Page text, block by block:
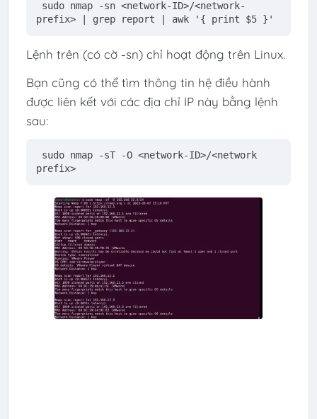
sudo nmap -sn <network-ID>/<network-
prefix> | grep report | awk '{ print $5 }'
Lệnh trên (có cờ -sn) chỉ hoạt động trên Linux.
Bạn cũng có thể tìm thông tin hệ điều hành
được liên kết với các địa chỉ IP này bằng lệnh
sau:
sudo nmap -sT -O <network-ID>/<network
prefix>